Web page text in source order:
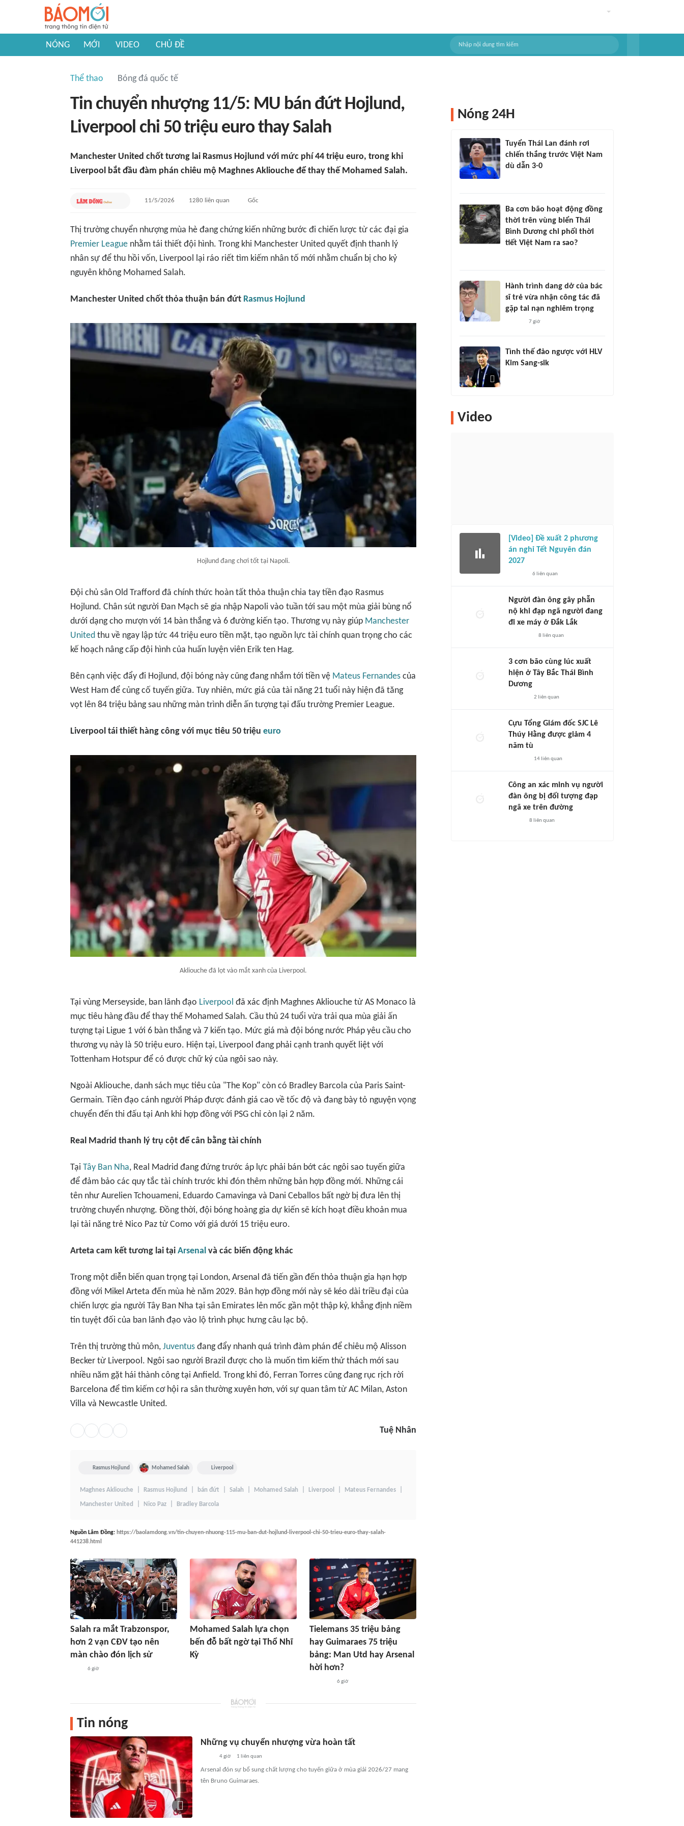
NÓNG MỚI VIDEO CHỦ ĐỀ
Thể thao Bóng đá quốc tế
Tin chuyển nhượng 11/5: MU bán đứt Hojlund,
Liverpool chi 50 triệu euro thay Salah
Manchester United chốt tương lai Rasmus Hojlund với mức phí 44 triệu euro, trong khi
Liverpool bắt đầu đàm phán chiêu mộ Maghnes Akliouche để thay thế Mohamed Salah.
11/5/2026 1280 liên quan Gốc
Thị trường chuyển nhượng mùa hè đang chứng kiến những bước đi chiến lược từ các đại gia
Premier League nhằm tái thiết đội hình. Trong khi Manchester United quyết định thanh lý
nhân sự để thu hồi vốn, Liverpool lại ráo riết tìm kiếm nhân tố mới nhằm chuẩn bị cho kỷ
nguyên không Mohamed Salah.
Manchester United chốt thỏa thuận bán đứt Rasmus Hojlund
Hojlund đang chơi tốt tại Napoli.
Đội chủ sân Old Trafford đã chính thức hoàn tất thỏa thuận chia tay tiền đạo Rasmus
Hojlund. Chân sút người Đan Mạch sẽ gia nhập Napoli vào tuần tới sau một mùa giải bùng nổ
dưới dạng cho mượn với 14 bàn thắng và 6 đường kiến tạo. Thương vụ này giúp Manchester
United thu về ngay lập tức 44 triệu euro tiền mặt, tạo nguồn lực tài chính quan trọng cho các
kế hoạch nâng cấp đội hình của huấn luyện viên Erik ten Hag.
Bên cạnh việc đẩy đi Hojlund, đội bóng này cũng đang nhắm tới tiền vệ Mateus Fernandes của
West Ham để củng cố tuyến giữa. Tuy nhiên, mức giá của tài năng 21 tuổi này hiện đã tăng
vọt lên 84 triệu bảng sau những màn trình diễn ấn tượng tại đấu trường Premier League.
Liverpool tái thiết hàng công với mục tiêu 50 triệu euro
Akliouche đã lọt vào mắt xanh của Liverpool.
Tại vùng Merseyside, ban lãnh đạo Liverpool đã xác định Maghnes Akliouche từ AS Monaco là
mục tiêu hàng đầu để thay thế Mohamed Salah. Cầu thủ 24 tuổi vừa trải qua mùa giải ấn
tượng tại Ligue 1 với 6 bàn thắng và 7 kiến tạo. Mức giá mà đội bóng nước Pháp yêu cầu cho
thương vụ này là 50 triệu euro. Hiện tại, Liverpool đang phải cạnh tranh quyết liệt với
Tottenham Hotspur để có được chữ ký của ngôi sao này.
Ngoài Akliouche, danh sách mục tiêu của "The Kop" còn có Bradley Barcola của Paris Saint-
Germain. Tiền đạo cánh người Pháp được đánh giá cao về tốc độ và đang bày tỏ nguyện vọng
chuyển đến thi đấu tại Anh khi hợp đồng với PSG chỉ còn lại 2 năm.
Real Madrid thanh lý trụ cột để cân bằng tài chính
Tại Tây Ban Nha, Real Madrid đang đứng trước áp lực phải bán bớt các ngôi sao tuyến giữa
để đảm bảo các quy tắc tài chính trước khi đón thêm những bản hợp đồng mới. Những cái
tên như Aurelien Tchouameni, Eduardo Camavinga và Dani Ceballos bất ngờ bị đưa lên thị
trường chuyển nhượng. Đồng thời, đội bóng hoàng gia dự kiến sẽ kích hoạt điều khoản mua
lại tài năng trẻ Nico Paz từ Como với giá dưới 15 triệu euro.
Arteta cam kết tương lai tại Arsenal và các biến động khác
Trong một diễn biến quan trọng tại London, Arsenal đã tiến gần đến thỏa thuận gia hạn hợp
đồng với Mikel Arteta đến mùa hè năm 2029. Bản hợp đồng mới này sẽ kéo dài triều đại của
chiến lược gia người Tây Ban Nha tại sân Emirates lên mốc gần một thập kỷ, khẳng định niềm
tin tuyệt đối của ban lãnh đạo vào lộ trình phục hưng câu lạc bộ.
Trên thị trường thủ môn, Juventus đang đẩy nhanh quá trình đàm phán để chiêu mộ Alisson
Becker từ Liverpool. Ngôi sao người Brazil được cho là muốn tìm kiếm thử thách mới sau
nhiều năm gặt hái thành công tại Anfield. Trong khi đó, Ferran Torres cũng đang rục rịch rời
Barcelona để tìm kiếm cơ hội ra sân thường xuyên hơn, với sự quan tâm từ AC Milan, Aston
Villa và Newcastle United.
Tuệ Nhân
Rasmus Hojlund Mohamed Salah Liverpool
Maghnes Akliouche Rasmus Hojlund bán đứt Salah Mohamed Salah Liverpool Mateus Fernandes
Manchester United Nico Paz Bradley Barcola
Nguồn Lâm Đồng: https://baolamdong.vn/tin-chuyen-nhuong-115-mu-ban-dut-hojlund-liverpool-chi-50-trieu-euro-thay-salah-
441238.html
Salah ra mắt Trabzonspor,
hơn 2 vạn CĐV tạo nên
màn chào đón lịch sử
6 giờ
Mohamed Salah lựa chọn
bến đỗ bất ngờ tại Thổ Nhĩ
Kỳ
Tielemans 35 triệu bảng
hay Guimaraes 75 triệu
bảng: Man Utd hay Arsenal
hời hơn?
6 giờ
Tin nóng
Những vụ chuyển nhượng vừa hoàn tất
4 giờ 1 liên quan
Arsenal đón sự bổ sung chất lượng cho tuyến giữa ở mùa giải 2026/27 mang
tên Bruno Guimaraes.
Nóng 24H
Tuyển Thái Lan đánh rơi
chiến thắng trước Việt Nam
dù dẫn 3-0
Ba cơn bão hoạt động đồng
thời trên vùng biển Thái
Bình Dương chi phối thời
tiết Việt Nam ra sao?
Hành trình dang dở của bác
sĩ trẻ vừa nhận công tác đã
gặp tai nạn nghiêm trọng
7 giờ
Tình thế đảo ngược với HLV
Kim Sang-sik
Video
[Video] Đề xuất 2 phương
án nghỉ Tết Nguyên đán
2027
6 liên quan
Người đàn ông gây phẫn
nộ khi đạp ngã người đang
đi xe máy ở Đắk Lắk
8 liên quan
3 cơn bão cùng lúc xuất
hiện ở Tây Bắc Thái Bình
Dương
2 liên quan
Cựu Tổng Giám đốc SJC Lê
Thúy Hằng được giảm 4
năm tù
14 liên quan
Công an xác minh vụ người
đàn ông bị đối tượng đạp
ngã xe trên đường
8 liên quan